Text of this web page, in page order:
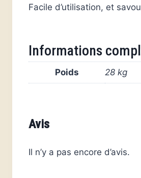
Facile d’utilisation, et
Informations
Poids 28 kg
Avis
Il n’y a pas encore d’avis.